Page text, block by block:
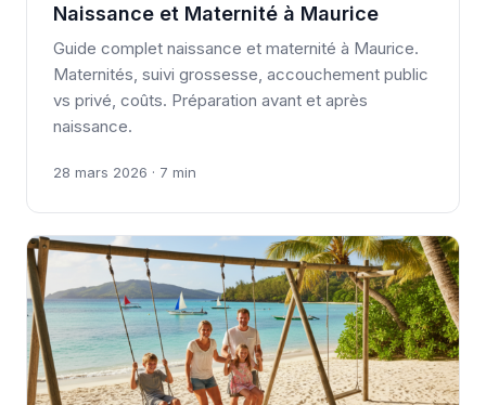
Naissance et Maternité à Maurice
Guide complet naissance et maternité à Maurice.
Maternités, suivi grossesse, accouchement public
vs privé, coûts. Préparation avant et après
naissance.
28 mars 2026 · 7 min